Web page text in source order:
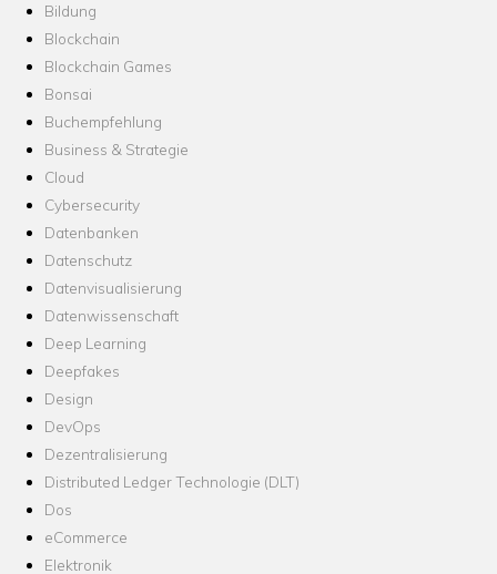
Bildung
Blockchain
Blockchain Games
Bonsai
Buchempfehlung
Business & Strategie
Cloud
Cybersecurity
Datenbanken
Datenschutz
Datenvisualisierung
Datenwissenschaft
Deep Learning
Deepfakes
Design
DevOps
Dezentralisierung
Distributed Ledger Technologie (DLT)
Dos
eCommerce
Elektronik